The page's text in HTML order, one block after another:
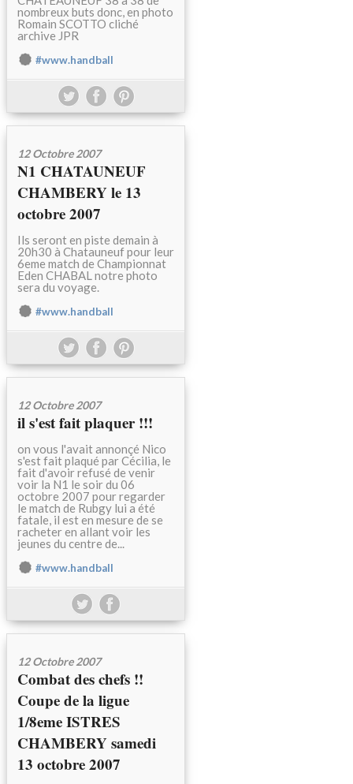
nombreux buts donc, en photo
Romain SCOTTO cliché
archive JPR
#www.handball
12 Octobre 2007
N1 CHATAUNEUF
CHAMBERY le 13
octobre 2007
Ils seront en piste demain à
20h30 à Chatauneuf pour leur
6eme match de Championnat
Eden CHABAL notre photo
sera du voyage.
#www.handball
12 Octobre 2007
il s'est fait plaquer !!!
on vous l'avait annonçé Nico
s'est fait plaqué par Cécilia, le
fait d'avoir refusé de venir
voir la N1 le soir du 06
octobre 2007 pour regarder
le match de Rubgy lui a été
fatale, il est en mesure de se
racheter en allant voir les
jeunes du centre de...
#www.handball
12 Octobre 2007
Combat des chefs !!
Coupe de la ligue
1/8eme ISTRES
CHAMBERY samedi
13 octobre 2007